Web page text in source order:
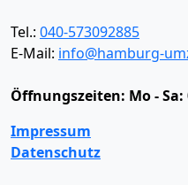
Tel.: 040-573092885
E-Mail: info@hamburg-
Öffnungszeiten: Mo -
Impressum
Datenschutz